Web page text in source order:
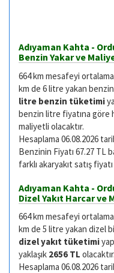
Adıyaman Kahta -
Benzin Yakar ve
664 km mesafeyi
km de 6 litre yakan
litre benzin tüketimi
benzin litre fiyatına göre
maliyetli olacaktır.
Hesaplama 06.08.2026
Benzinin Fiyatı 67.27 TL
farklı akaryakıt satış
Adıyaman Kahta -
Dizel Yakıt Harcar ve
664 km mesafeyi
km de 5 litre yakan dizel
dizel yakıt tüketimi
yaklaşık 2656 TL olacaktır.
Hesaplama 06.08.2026